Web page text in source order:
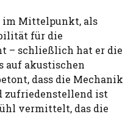
im Mittelpunkt, als
für die
– schließlich hat er die
auf akustischen
dass die Mechanik
zufriedenstellend ist
vermittelt, das die